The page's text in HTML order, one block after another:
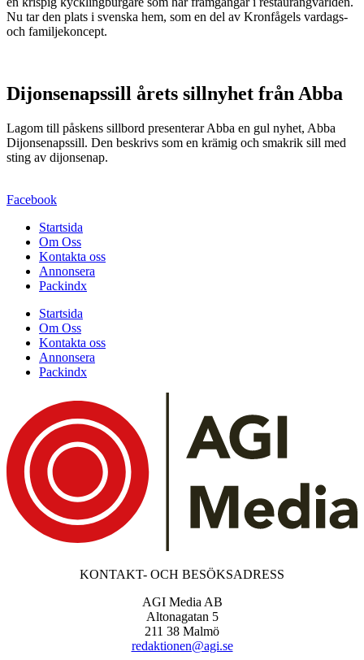
Nu tar den plats i svenska hem, som en del av Kronfågels vardags-
och familjekoncept.
Dijonsenapssill årets sillnyhet från Abba
Lagom till påskens sillbord presenterar Abba en gul nyhet, Abba
Dijonsenapssill. Den beskrivs som en krämig och smakrik sill med
sting av dijonsenap.
Facebook
Startsida
Om Oss
Kontakta oss
Annonsera
Packindx
Startsida
Om Oss
Kontakta oss
Annonsera
Packindx
KONTAKT- OCH BESÖKSADRESS
AGI Media AB
Altonagatan 5
211 38 Malmö
redaktionen@agi.se